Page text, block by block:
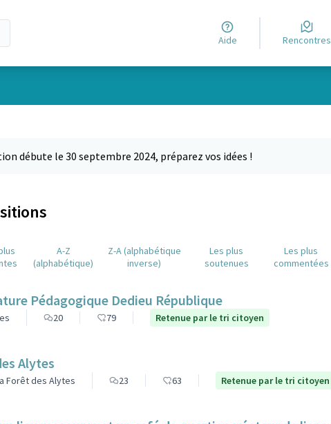
Aide Rencontres
débute le 30 septembre 2024, préparez vos idées !
A-Z
(alphabétique)
Z-A (alphabétique
inverse)
Les plus
soutenues
Les plus
commentées
Pédagogique Dedieu République
20 79 Retenue par le tri citoyen
Alytes
Forêt des Alytes 23 63 Retenue par le tri citoyen